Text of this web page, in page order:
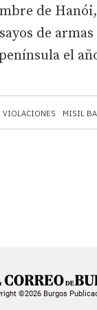
VIOLACIONES MISIL
de
de
el
©2026 Burgos